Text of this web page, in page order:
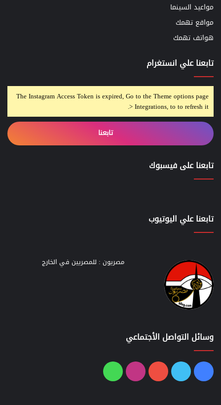
مواعيد السينما
مواقع تهمك
هواتف تهمك
تابعنا علي انستغرام
The Instagram Access Token is expired, Go to the Theme options page
> Integrations, to to refresh it.
تابعنا
تابعنا على فيسبوك
تابعنا علي اليوتيوب
مصريون : للمصريين في الخارج
وسائل التواصل الأجتماعي
فيسبوك
تويتر يوتيوبانستقرامواتساب